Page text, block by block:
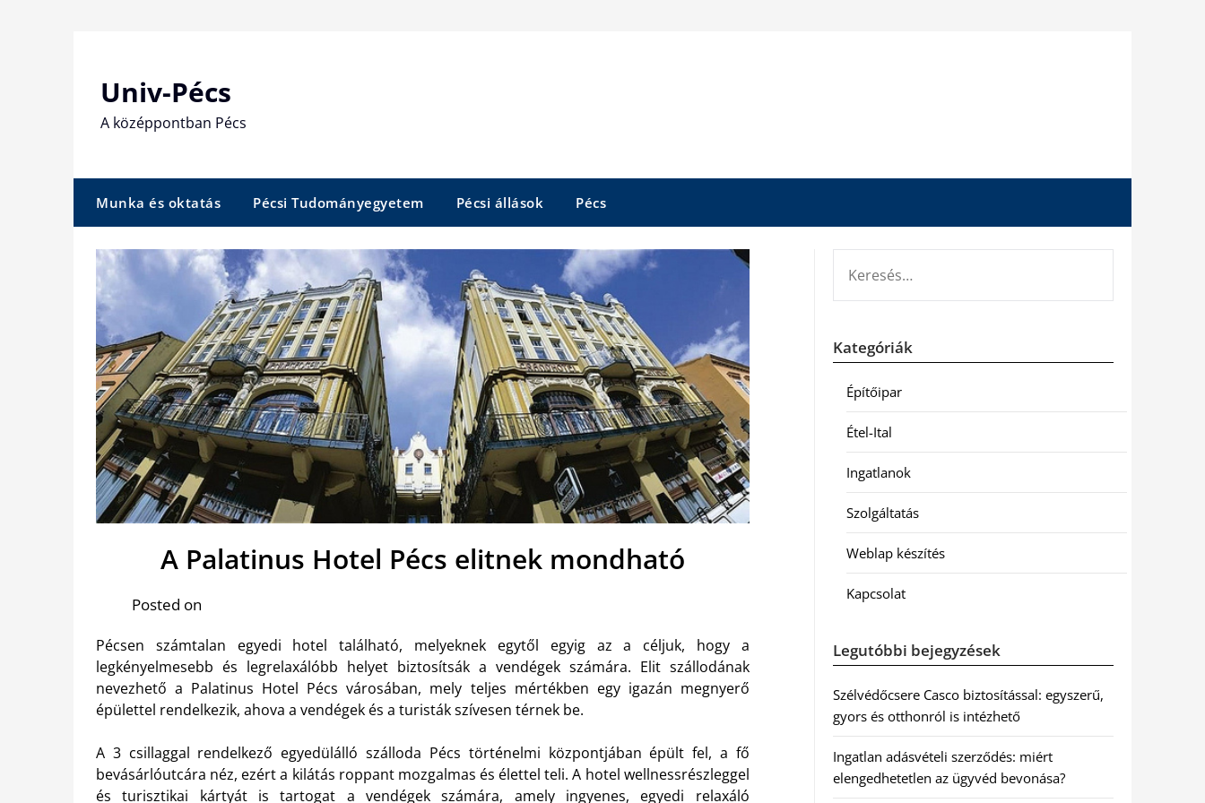
Univ-Pécs
A középpontban Pécs
Munka és oktatás Pécsi Tudományegyetem Pécsi állások Pécs
A Palatinus Hotel Pécs elitnek mondható
Posted on
Pécsen számtalan egyedi hotel található, melyeknek egytől egyig az a céljuk, hogy a
legkényelmesebb és legrelaxálóbb helyet biztosítsák a vendégek számára. Elit szállodának
nevezhető a Palatinus Hotel Pécs városában, mely teljes mértékben egy igazán megnyerő
épülettel rendelkezik, ahova a vendégek és a turisták szívesen térnek be.
A 3 csillaggal rendelkező egyedülálló szálloda Pécs történelmi központjában épült fel, a fő
bevásárlóutcára néz, ezért a kilátás roppant mozgalmas és élettel teli. A hotel wellnessrészleggel
és turisztikai kártyát is tartogat a vendégek számára, amely ingyenes, egyedi relaxáló
Kategóriák
Építőipar
Étel-Ital
Ingatlanok
Szolgáltatás
Weblap készítés
Kapcsolat
Legutóbbi bejegyzések
Szélvédőcsere Casco biztosítással: egyszerű,
gyors és otthonról is intézhető
Ingatlan adásvételi szerződés: miért
elengedhetetlen az ügyvéd bevonása?